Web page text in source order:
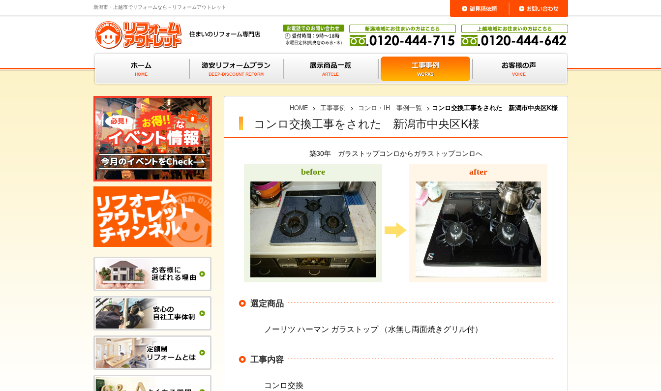
新潟市・上越市でリフォームなら－リフォームアウトレット
HOME > 工事事例 > コンロ・IH 事例一覧 > コンロ交換工事をされた 新潟市中央区K様
コンロ交換工事をされた 新潟市中央区K様
築30年 ガラストップコンロからガラストップコンロへ
before
after
選定商品
ノーリツ ハーマン ガラストップ （水無し両面焼きグリル付）
工事内容
コンロ交換